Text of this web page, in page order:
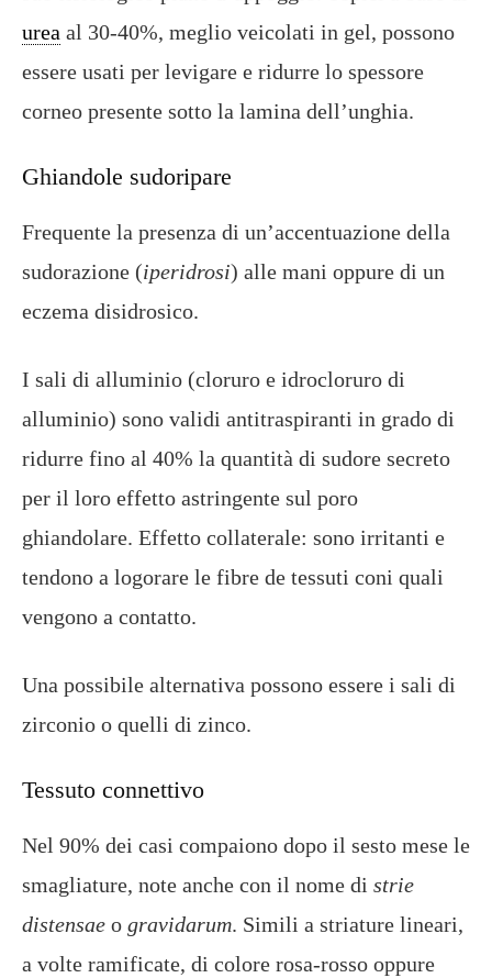
urea al 30-40%, meglio veicolati in gel, possono
essere usati per levigare e ridurre lo spessore
corneo presente sotto la lamina dell’unghia.
Ghiandole sudoripare
Frequente la presenza di un’accentuazione della
sudorazione (iperidrosi) alle mani oppure di un
eczema disidrosico.
I sali di alluminio (cloruro e idrocloruro di
alluminio) sono validi antitraspiranti in grado di
ridurre fino al 40% la quantità di sudore secreto
per il loro effetto astringente sul poro
ghiandolare. Effetto collaterale: sono irritanti e
tendono a logorare le fibre de tessuti coni quali
vengono a contatto.
Una possibile alternativa possono essere i sali di
zirconio o quelli di zinco.
Tessuto connettivo
Nel 90% dei casi compaiono dopo il sesto mese le
smagliature, note anche con il nome di strie
distensae o gravidarum. Simili a striature lineari,
a volte ramificate, di colore rosa-rosso oppure